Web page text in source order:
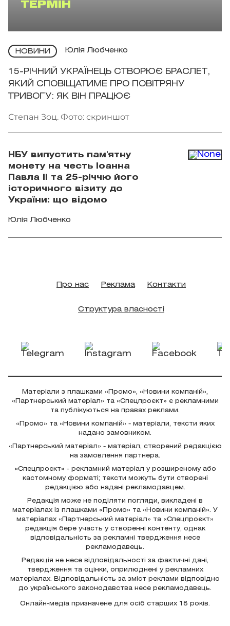
ТЕРМІН
НОВИНИ Юлія Любченко
15-РІЧНИЙ УКРАЇНЕЦЬ СТВОРЮЄ БРАСЛЕТ,
ЯКИЙ СПОВІЩАТИМЕ ПРО ПОВІТРЯНУ
ТРИВОГУ: ЯК ВІН ПРАЦЮЄ
Степан Зоц. Фото: скриншот
НБУ випустить пам'ятну
монету на честь Іоанна
Павла II та 25-річчю його
історичного візиту до
України: що відомо
Юлія Любченко
Про нас Реклама Контакти
Структура власності
Матеріали з плашками «Промо», «Новини компаній»,
«Партнерський матеріал» та «Спецпроєкт» є рекламними
та публікуються на правах реклами.
«Промо» та «Новини компаній» - матеріали, тексти яких
надано замовником.
«Партнерський матеріал» - матеріал, створений редакцією
на замовлення партнера.
«Спецпроєкт» - рекламний матеріал у розширеному або
кастомному форматі; тексти можуть бути створені
редакцією або надані рекламодавцем.
Редакція може не поділяти погляди, викладені в
матеріалах із плашками «Промо» та «Новини компаній». У
матеріалах «Партнерський матеріал» та «Спецпроєкт»
редакція бере участь у створенні контенту, однак
відповідальність за рекламні твердження несе
рекламодавець.
Редакція не несе відповідальності за фактичні дані,
твердження та оцінки, оприлюднені у рекламних
матеріалах. Відповідальність за зміст реклами відповідно
до українського законодавства несе рекламодавець.
Онлайн-медіа призначене для осіб старших 18 років.